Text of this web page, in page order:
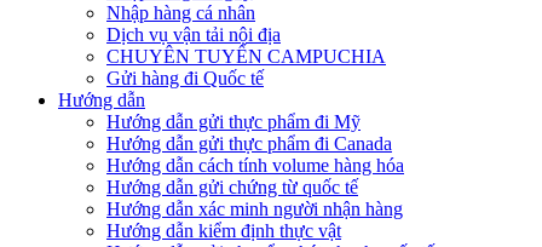
Nhập hàng cá nhân
Dịch vụ vận tải nội địa
CHUYÊN TUYẾN CAMPUCHIA
Gửi hàng đi Quốc tế
Hướng dẫn
Hướng dẫn gửi thực phẩm đi Mỹ
Hướng dẫn gửi thực phẩm đi Canada
Hướng dẫn cách tính volume hàng hóa
Hướng dẫn gửi chứng từ quốc tế
Hướng dẫn xác minh người nhận hàng
Hướng dẫn kiểm định thực vật